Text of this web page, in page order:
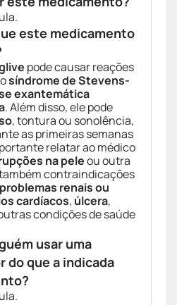
este medicamento
pode causar reações
síndrome de Stevens-
exantemática
. Além disso, ele pode
, tontura ou sonolência,
as primeiras semanas
relatar ao médico
na peleou outra
contraindicações
renais ou
cardíacos, úlcera,
condições de saúde
usar uma
do que a indicada